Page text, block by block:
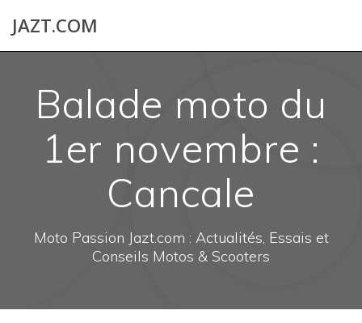
JAZT.COM
Balade moto du
1er novembre :
Cancale
Moto Passion Jazt.com : Actualités, Essais et
Conseils Motos & Scooters